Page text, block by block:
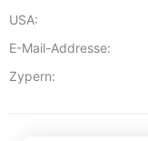
USA:
E-Mail-Addresse:
Zypern: